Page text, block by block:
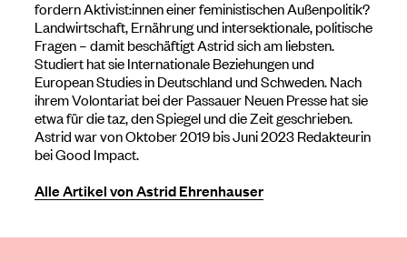
fordern Aktivist:innen einer feministischen Außenpolitik?
Landwirtschaft, Ernährung und intersektionale, politische
Fragen – damit beschäftigt Astrid sich am liebsten.
Studiert hat sie Internationale Beziehungen und
European Studies in Deutschland und Schweden. Nach
ihrem Volontariat bei der Passauer Neuen Presse hat sie
etwa für die taz, den Spiegel und die Zeit geschrieben.
Astrid war von Oktober 2019 bis Juni 2023 Redakteurin
bei Good Impact.
Alle Artikel von Astrid Ehrenhauser